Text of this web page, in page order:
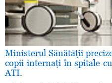
Ministerul Sănătăţii
copii internaţi în spitale
ATI.